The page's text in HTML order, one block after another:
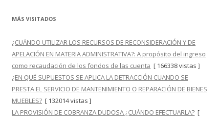
MÁS VISITADOS
¿CUÁNDO UTILIZAR LOS RECURSOS DE RECONSIDERACIÓN Y DE
APELACIÓN EN MATERIA ADMINISTRATIVA?: A propósito del ingreso
como recaudación de los fondos de las cuenta [ 166338 vistas ]
¿EN QUÉ SUPUESTOS SE APLICA LA DETRACCIÓN CUANDO SE
PRESTA EL SERVICIO DE MANTENIMIENTO O REPARACIÓN DE BIENES
MUEBLES? [ 132014 vistas ]
LA PROVISIÓN DE COBRANZA DUDOSA ¿CUÁNDO EFECTUARLA? [